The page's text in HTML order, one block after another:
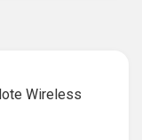
Wireless